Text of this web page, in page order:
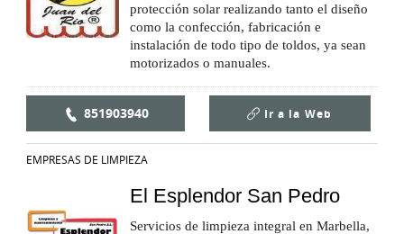
protección solar realizando tanto el diseño
como la confección, fabricación e
instalación de todo tipo de toldos, ya sean
motorizados o manuales.
851903940 Ir a la Web
EMPRESAS DE LIMPIEZA
El Esplendor San Pedro
Servicios de limpieza integral en Marbella,